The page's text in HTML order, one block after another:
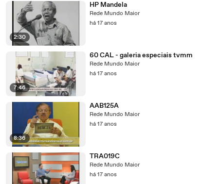
2:30
HP Mandela
Rede Mundo Maior
há 17 anos
7:46
60 CAL - galeria especiais tvmm
Rede Mundo Maior
há 17 anos
8:36
AAB125A
Rede Mundo Maior
há 17 anos
TRA019C
Rede Mundo Maior
há 17 anos